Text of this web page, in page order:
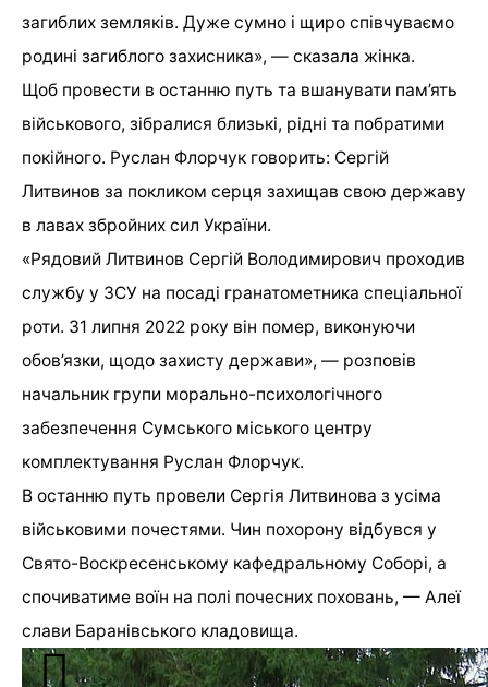
загиблих земляків. Дуже сумно і щиро співчуваємо
родині загиблого захисника», — сказала жінка.
Щоб провести в останню путь та вшанувати пам’ять
військового, зібралися близькі, рідні та побратими
покійного. Руслан Флорчук говорить: Сергій
Литвинов за покликом серця захищав свою державу
в лавах збройних сил України.
«Рядовий Литвинов Сергій Володимирович проходив
службу у ЗСУ на посаді гранатометника спеціальної
роти. 31 липня 2022 року він помер, виконуючи
обов’язки, щодо захисту держави», — розповів
начальник групи морально-психологічного
забезпечення Сумського міського центру
комплектування Руслан Флорчук.
В останню путь провели Сергія Литвинова з усіма
військовими почестями. Чин похорону відбувся у
Свято-Воскресенському кафедральному Соборі, а
спочиватиме воїн на полі почесних поховань, — Алеї
слави Баранівського кладовища.